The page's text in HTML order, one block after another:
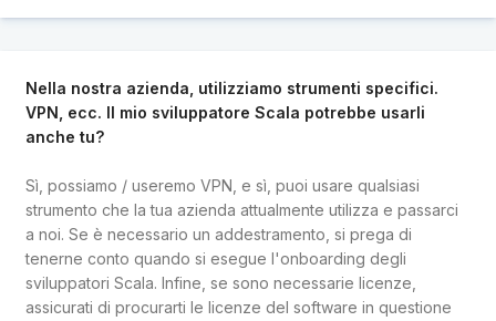
Nella nostra azienda, utilizziamo strumenti specifici.
VPN, ecc. Il mio sviluppatore Scala potrebbe usarli
anche tu?
Sì, possiamo / useremo VPN, e sì, puoi usare qualsiasi
strumento che la tua azienda attualmente utilizza e passarci
a noi. Se è necessario un addestramento, si prega di
tenerne conto quando si esegue l'onboarding degli
sviluppatori Scala. Infine, se sono necessarie licenze,
assicurati di procurarti le licenze del software in questione